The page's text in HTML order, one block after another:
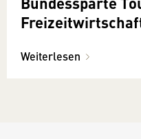
Weiterlesen